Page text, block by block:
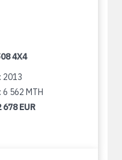
4X4
2013
562 MTH
678 EUR